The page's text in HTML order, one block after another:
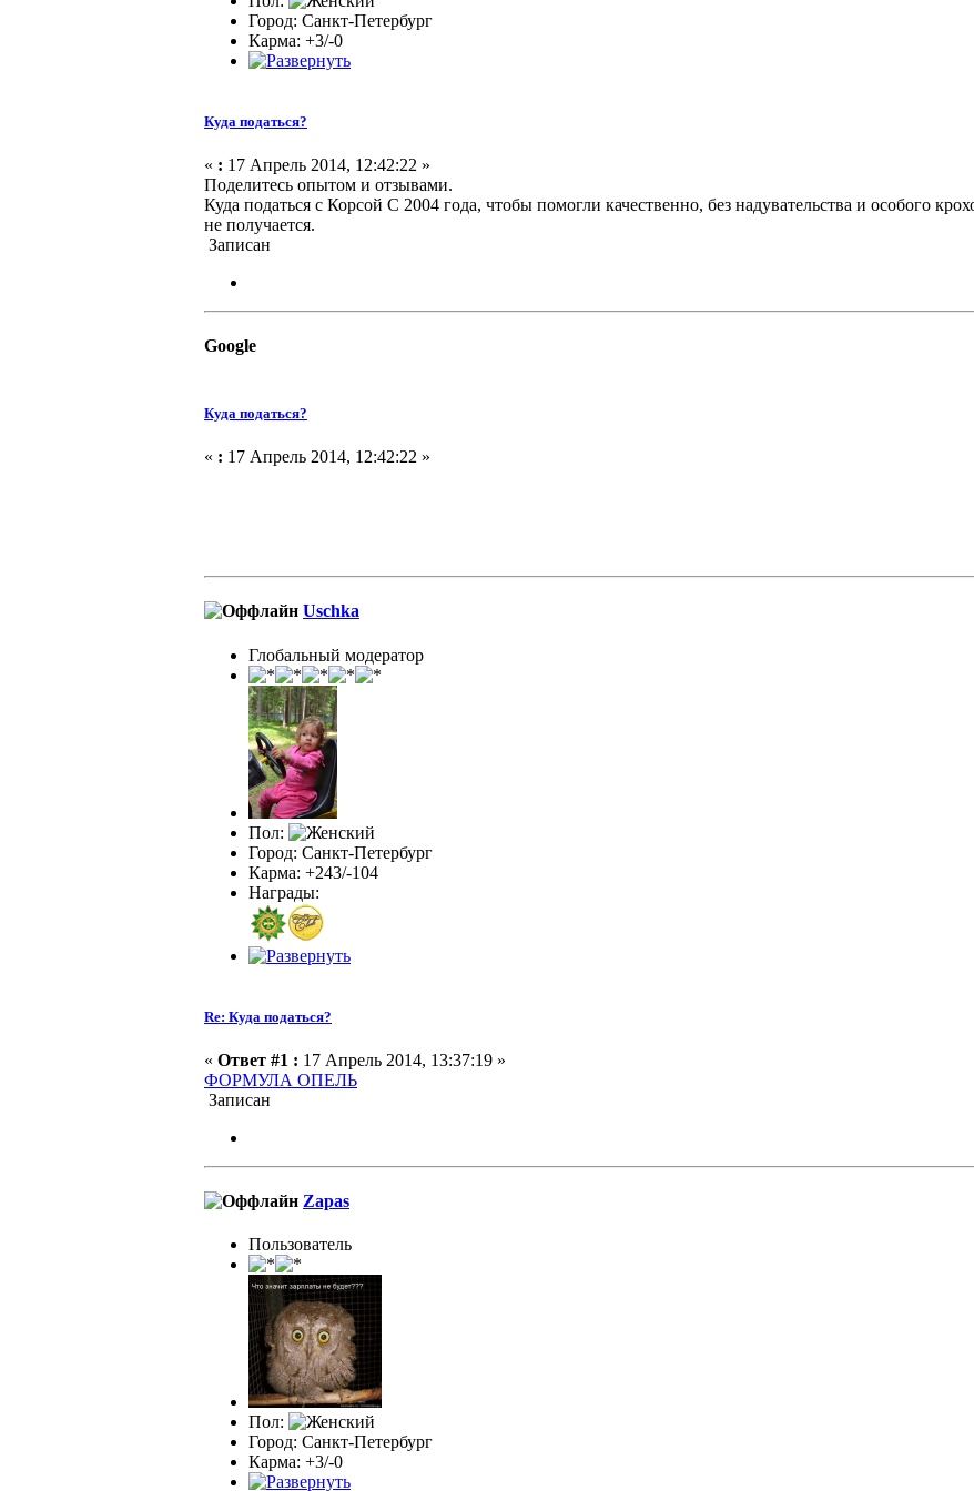
Город: Санкт-Петербург
Карма: +3/-0
Куда податься?
« : 17 Апрель 2014, 12:42:22 »
Поделитесь опытом и отзывами.
Куда податься с Корсой С 2004 года, чтобы помогли качественно, без надувательства и особого
не получается.
Записан
Google
Куда податься?
« : 17 Апрель 2014, 12:42:22 »
Uschka
Глобальный модератор
Пол:
Город: Санкт-Петербург
Карма: +243/-104
Награды:
Re: Куда податься?
« Ответ #1 : 17 Апрель 2014, 13:37:19 »
ФОРМУЛА ОПЕЛЬ
Записан
Zapas
Пользователь
Пол:
Город: Санкт-Петербург
Карма: +3/-0